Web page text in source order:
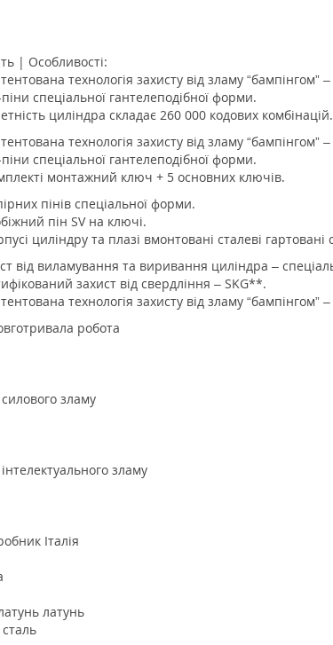
| Особливості:
технологія захисту від зламу “бампінгом” –
піни спеціальної гантелеподібної форми.
циліндра складає 260 000 кодових комбінацій.
технологія захисту від зламу “бампінгом” –
піни спеціальної гантелеподібної форми.
монтажний ключ + 5 основних ключів.
пінів спеціальної форми.
пін SV на ключі.
циліндру та плазі вмонтовані сталеві гартовані
від виламування та виривання циліндра –
захист від свердління – SKG**.
технологія захисту від зламу “бампінгом” –
робота
зламу
зламу
Італія
латунь